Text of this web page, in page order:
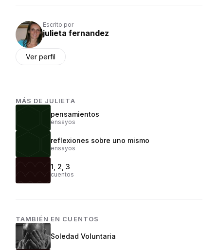
Escrito por
julieta fernandez
Ver perfil
MÁS DE JULIETA
pensamientos
ensayos
reflexiones sobre uno mismo
ensayos
1, 2, 3
cuentos
TAMBIÉN EN CUENTOS
Soledad Voluntaria